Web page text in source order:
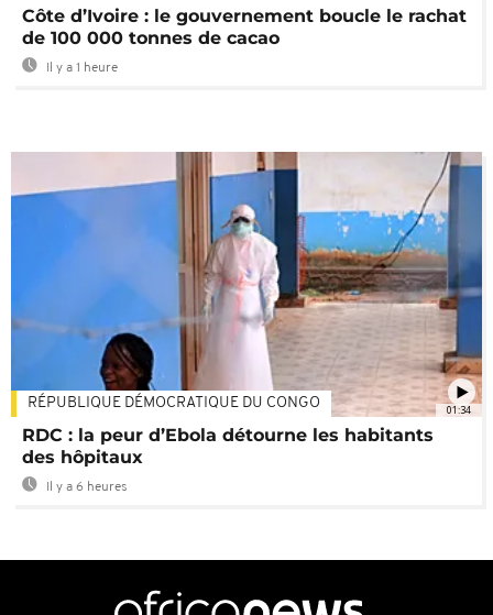
Côte d’Ivoire : le gouvernement boucle le rachat
de 100 000 tonnes de cacao
Il y a 1 heure
01:34
RÉPUBLIQUE DÉMOCRATIQUE DU CONGO
RDC : la peur d’Ebola détourne les habitants
des hôpitaux
Il y a 6 heures